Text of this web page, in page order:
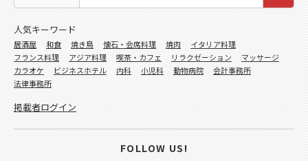
人気キーワード
居酒屋 和食 焼き鳥 懐石・会席料理 焼肉
イタリア料理
フランス料理
アジア料理 喫茶・カフェ リラクゼーション
マッサージ
カラオケ
ビジネスホテル 内科 小児科 動物病院
会計事務所
法律事務所
掲載者ログイン
FOLLOW US!